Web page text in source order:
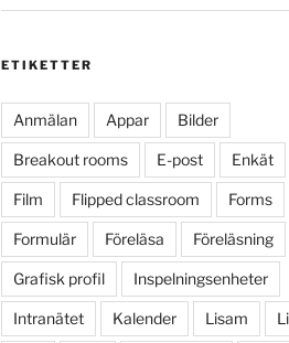
ETIKETTER
Anmälan Appar Bilder
Breakout rooms E-post Enkät
Film Flipped classroom Forms
Formulär Föreläsa Föreläsning
Grafisk profil Inspelningsenheter
Intranätet Kalender Lisam